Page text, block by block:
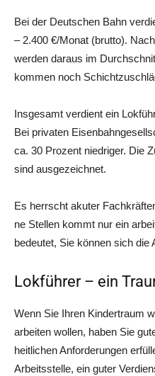
Bei der Deut­schen Bahn
– 2.400 €/Monat (brut­to).
wer­den dar­aus im
kom­men noch
Ins­ge­samt ver­dient ein
Bei pri­va­ten
ca. 30 Pro­zent nied­ri­ger. Die
sind ausgezeichnet.
Es herrscht aku­ter
ne Stel­len kommt nur ein
bedeu­tet, Sie kön­nen sich die
Lokführer – ein
Wenn Sie Ihren Kin­der­traum
arbei­ten wol­len, haben Sie
heit­li­chen Anfor­de­run­gen
Arbeits­stel­le, ein guter